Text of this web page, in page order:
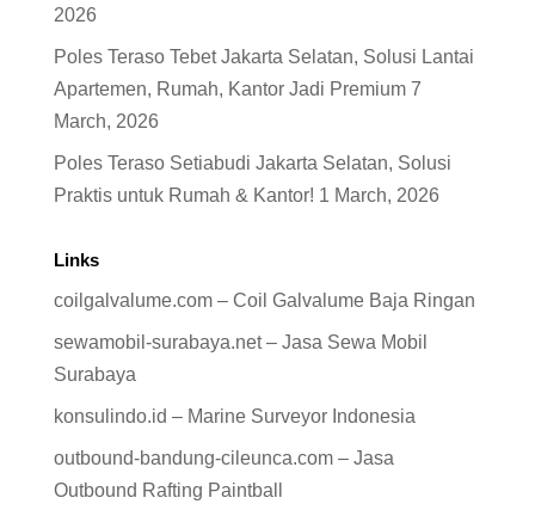
2026
Poles Teraso Tebet Jakarta Selatan, Solusi Lantai
Apartemen, Rumah, Kantor Jadi Premium 7
March, 2026
Poles Teraso Setiabudi Jakarta Selatan, Solusi
Praktis untuk Rumah & Kantor! 1 March, 2026
Links
coilgalvalume.com – Coil Galvalume Baja Ringan
sewamobil-surabaya.net – Jasa Sewa Mobil
Surabaya
konsulindo.id – Marine Surveyor Indonesia
outbound-bandung-cileunca.com – Jasa
Outbound Rafting Paintball